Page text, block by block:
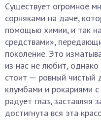
Существует огромное
сорняками на даче,
помощью химии, и так
средствами»,
поколение. Это
из нас не любит, однако
стоит — ровный чистый
клумбами и рокариями
радует глаз, заставляя
достигнута вся эта